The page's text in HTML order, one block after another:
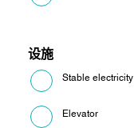
设施
Stable electricity
Elevator